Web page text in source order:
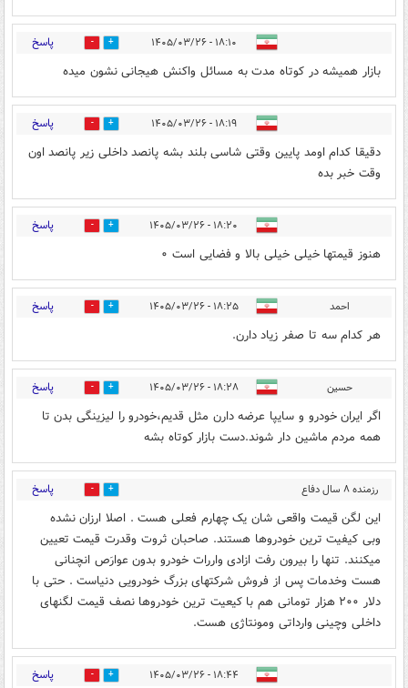
۱۸:۱۰ - ۱۴۰۵/۰۳/۲۶ 0 پاسخ
بازار همیشه در کوتاه مدت به مسائل واکنش هیجانی نشون میده
۱۸:۱۹ - ۱۴۰۵/۰۳/۲۶ 0 پاسخ
دقیقا کدام اومد پایین وقتی شاسی بلند بشه پانصد داخلی ‌زیر پانصد اون
وقت خبر بده
۱۸:۲۰ - ۱۴۰۵/۰۳/۲۶ 1 پاسخ
هنوز قیمتها خیلی خیلی بالا و فضایی است ۰
احمد ۱۸:۲۵ - ۱۴۰۵/۰۳/۲۶ 1 پاسخ
هر کدام سه تا صفر زیاد دارن.
حسین ۱۸:۲۸ - ۱۴۰۵/۰۳/۲۶ 0 پاسخ
اگر ایران خودرو و سایپا عرضه دارن مثل قدیم،خودرو را لیزینگی بدن تا
همه مردم ماشین دار شوند.دست بازار کوتاه بشه
رزمنده ۸ سال دفاع
مقدس
۱۸:۳۱ - ۱۴۰۵/۰۳/۲۶
1 پاسخ
این لگن قیمت واقعی شان یک چهارم فعلی هست . اصلا ارزان نشده
وبی کیفیت ترین خودروها هستند. صاحبان ثروت وقدرت قیمت تعیین
میکنند. تنها را بیرون رفت ازادی واررات خودرو بدون عوارَص انچنانی
هست وخدمات پس از فروش شرکتهای بزرگ خودرویی دنیاست . حتی با
دلار ۲۰۰ هزار تومانی هم با کیعیت ترین خودروها نصف قیمت لگنهای
داخلی وچینی وارداتی ومونتاژی هست.
۱۸:۴۴ - ۱۴۰۵/۰۳/۲۶ 2 پاسخ